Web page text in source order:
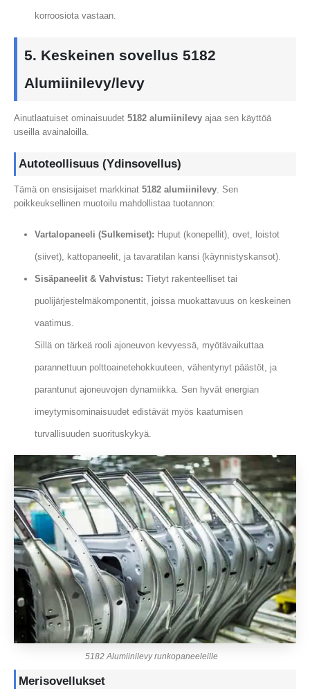
korroosiota vastaan.
5. Keskeinen sovellus 5182
Alumiinilevy/levy
Ainutlaatuiset ominaisuudet 5182 alumiinilevy ajaa sen käyttöä
useilla avainaloilla.
Autoteollisuus (Ydinsovellus)
Tämä on ensisijaiset markkinat 5182 alumiinilevy . Sen
poikkeuksellinen muotoilu mahdollistaa tuotannon:
Vartalopaneeli (Sulkemiset): Huput (konepellit), ovet, loistot
(siivet), kattopaneelit, ja tavaratilan kansi (käynnistyskansot).
Sisäpaneelit & Vahvistus: Tietyt rakenteelliset tai
puolijärjestelmäkomponentit, joissa muokattavuus on keskeinen
vaatimus.
Sillä on tärkeä rooli ajoneuvon kevyessä, myötävaikuttaa
parannettuun polttoainetehokkuuteen, vähentynyt päästöt, ja
parantunut ajoneuvojen dynamiikka. Sen hyvät energian
imeytymisominaisuudet edistävät myös kaatumisen
turvallisuuden suorituskykyä.
5182 Alumiinilevy runkopaneeleille
Merisovellukset